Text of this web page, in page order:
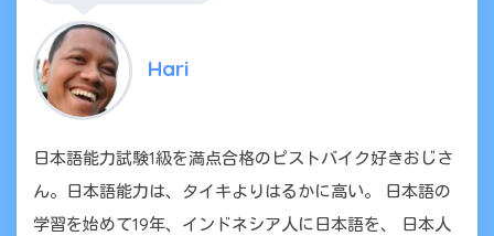
Hari
日本語能力試験1級を満点合格のピストバイク好きおじさ
ん。日本語能力は、タイキよりはるかに高い。 日本語の
学習を始めて19年、インドネシア人に日本語を、 日本人